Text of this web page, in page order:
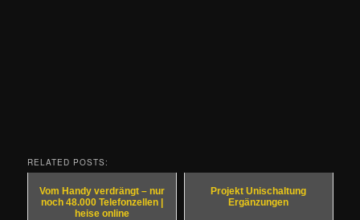
RELATED POSTS:
Vom Handy verdrängt – nur
noch 48.000 Telefonzellen |
heise online
Projekt Unischaltung
Ergänzungen